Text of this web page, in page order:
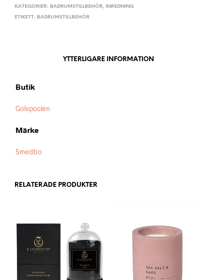
KATEGORIER: BADRUMSTILLBEHÖR,
INREDNING
ETIKETT: BADRUMSTILLBEHÖR
YTTERLIGARE INFORMATION
Butik
Golvpoolen
Märke
Smedbo
RELATERADE PRODUKTER